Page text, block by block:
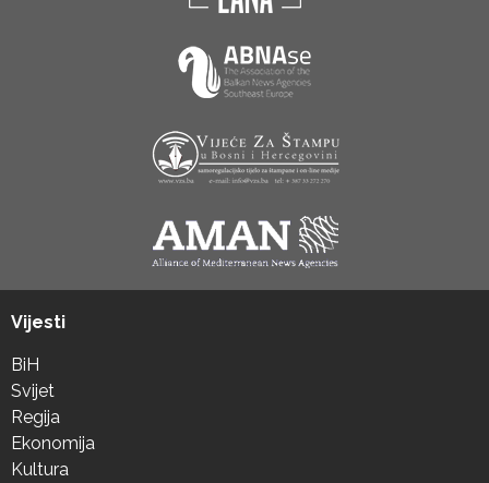
Vijesti
BiH
Svijet
Regija
Ekonomija
Kultura